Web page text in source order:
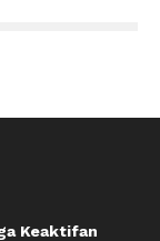
Keaktifan